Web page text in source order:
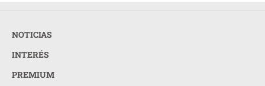
NOTICIAS
INTERÉS
PREMIUM